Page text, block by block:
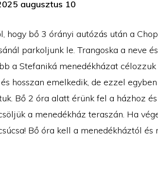
augusztus 10
hogy bő 3 órányi autózás után a
parkoljunk le. Trangoska a neve
a Stefaniká menedékházat célozzuk
hosszan emelkedik, de ezzel
Bő 2 óra alatt érünk fel a házhoz
a menedékház teraszán. Ha
Bő óra kell a menedékháztól és